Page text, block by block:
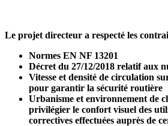
Le projet directeur a respecté les
Normes EN NF 13201
Décret du 27/12/2018 relatif aux
Vitesse et densité de circulation
pour garantir la sécurité routière
Urbanisme et environnement de
privilégier le confort visuel des
correctives effectuées auprès de